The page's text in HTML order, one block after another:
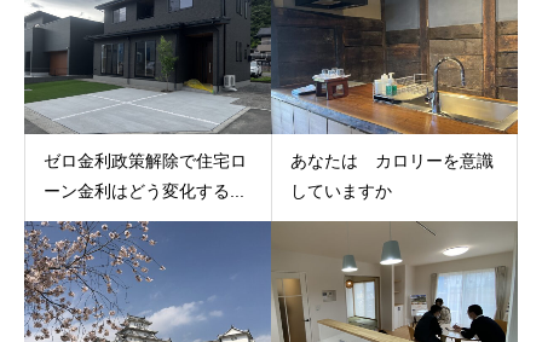
ゼロ金利政策解除で住宅ロ
ーン金利はどう変化する...
あなたは カロリーを意識
していますか